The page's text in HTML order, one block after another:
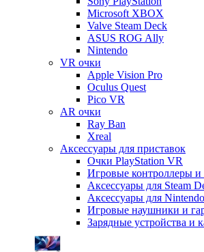
Microsoft XBOX
Valve Steam Deck
ASUS ROG Ally
Nintendo
VR очки
Apple Vision Pro
Oculus Quest
Pico VR
AR очки
Ray Ban
Xreal
Аксессуары для приставок
Очки PlayStation VR
Игровые контроллеры
Аксессуары для Steam
Аксессуары для Nintendo
Игровые наушники и
Зарядные устройства и